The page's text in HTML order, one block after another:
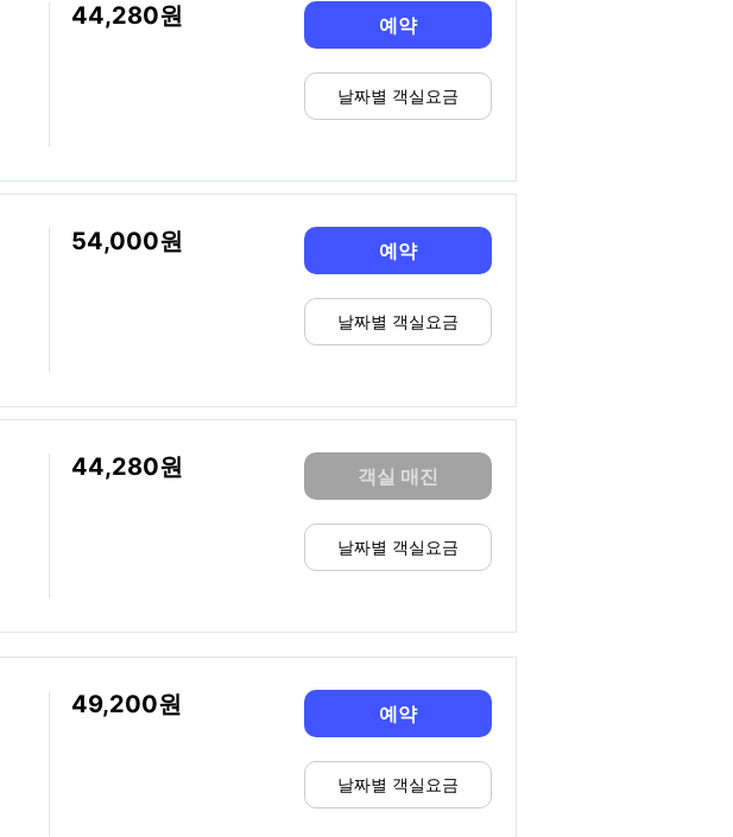
44,280 예약
날짜별 객실요금
54,000 예약
날짜별 객실요금
44,280 객실 매진
날짜별 객실요금
49,200 예약
날짜별 객실요금